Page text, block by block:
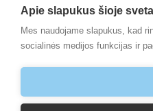
Apie slapukus šioje
Mes naudojame slapukus, kad
socialinės medijos funkcijas ir